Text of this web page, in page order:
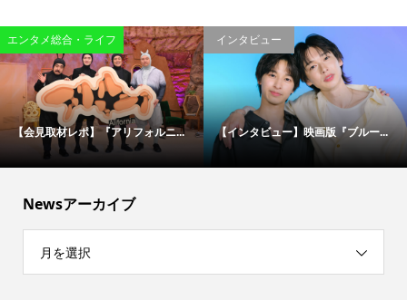
エンタメ総合・ライフ
【会見取材レポ】『アリフォルニ...
インタビュー
【インタビュー】映画版『ブルー...
Newsアーカイブ
月を選択